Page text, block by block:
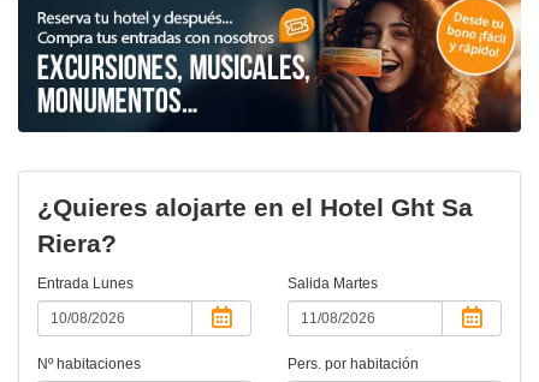
¿Quieres alojarte en el Hotel Ght Sa
Riera?
Entrada Lunes Salida Martes
Nº habitaciones Pers. por habitación